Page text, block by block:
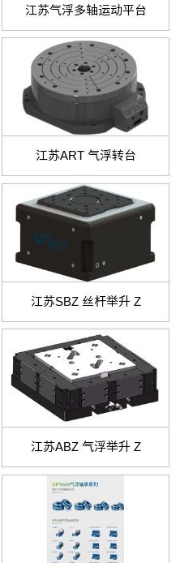
江苏气浮多轴运动平台
江苏ART 气浮转台
江苏SBZ 丝杆举升 Z
江苏ABZ 气浮举升 Z